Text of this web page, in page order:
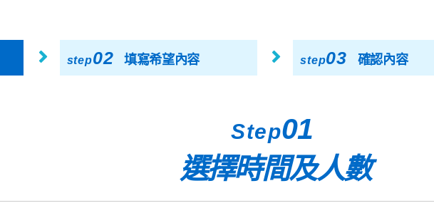
step02 填寫希望內容 step03 確認內容
Step01
選擇時間及人數